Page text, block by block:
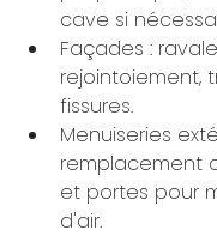
cave si
Façades :
rejointoiement,
fissures.
Menuiseries
remplacement
et portes pour
d'air.